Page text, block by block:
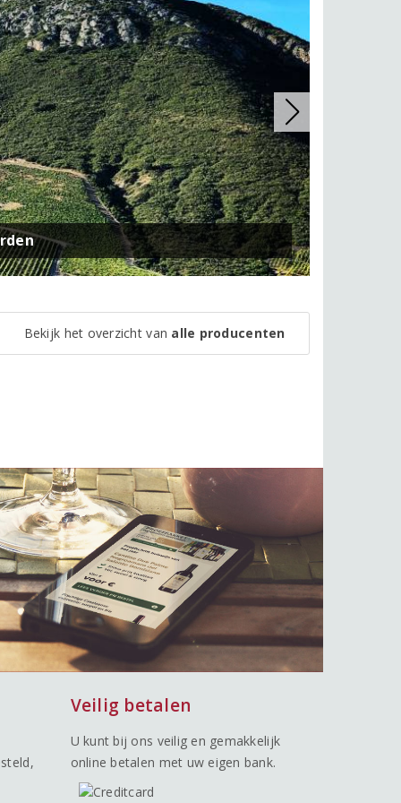
Bekijk het overzicht van alle producenten
Veilig betalen
U kunt bij ons veilig en gemakkelijk
online betalen met uw eigen bank.